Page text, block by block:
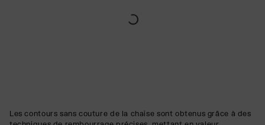
Les contours sans couture de la chaise sont obtenus grâce à des